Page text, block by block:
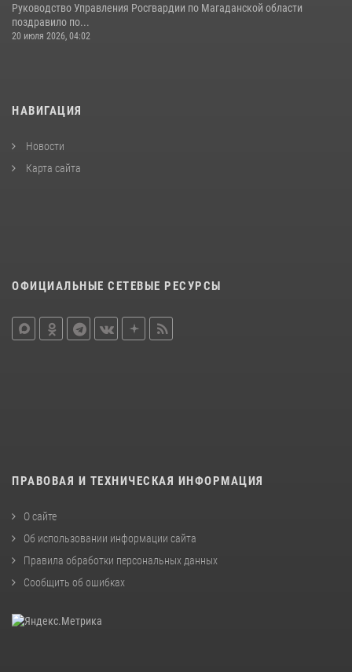
Руководство Управления Росгвардии по Магаданской области
поздравило по...
20 июля 2026, 04:02
НАВИГАЦИЯ
Новости
Карта сайта
ОФИЦИАЛЬНЫЕ СЕТЕВЫЕ РЕСУРСЫ
ПРАВОВАЯ И ТЕХНИЧЕСКАЯ ИНФОРМАЦИЯ
О сайте
Об использовании информации сайта
Правила обработки персональных данных
Сообщить об ошибках